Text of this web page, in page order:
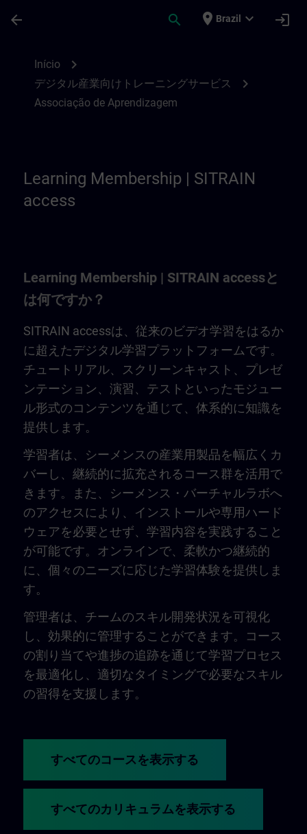
arrow_back search place Brazil expand_more login
Início chevron_right
デジタル産業向けトレーニングサービス chevron_right
Associação de Aprendizagem
Learning Membership | SITRAIN
access
Learning Membership | SITRAIN accessと
は何ですか？
SITRAIN accessは、従来のビデオ学習をはるか
に超えたデジタル学習プラットフォームです。
チュートリアル、スクリーンキャスト、プレゼ
ンテーション、演習、テストといったモジュー
ル形式のコンテンツを通じて、体系的に知識を
提供します。
学習者は、シーメンスの産業用製品を幅広くカ
バーし、継続的に拡充されるコース群を活用で
きます。また、シーメンス・バーチャルラボへ
のアクセスにより、インストールや専用ハード
ウェアを必要とせず、学習内容を実践すること
が可能です。オンラインで、柔軟かつ継続的
に、個々のニーズに応じた学習体験を提供しま
す。
管理者は、チームのスキル開発状況を可視化
し、効果的に管理することができます。コース
の割り当てや進捗の追跡を通じて学習プロセス
を最適化し、適切なタイミングで必要なスキル
の習得を支援します。
すべてのコースを表示する
すべてのカリキュラムを表示する